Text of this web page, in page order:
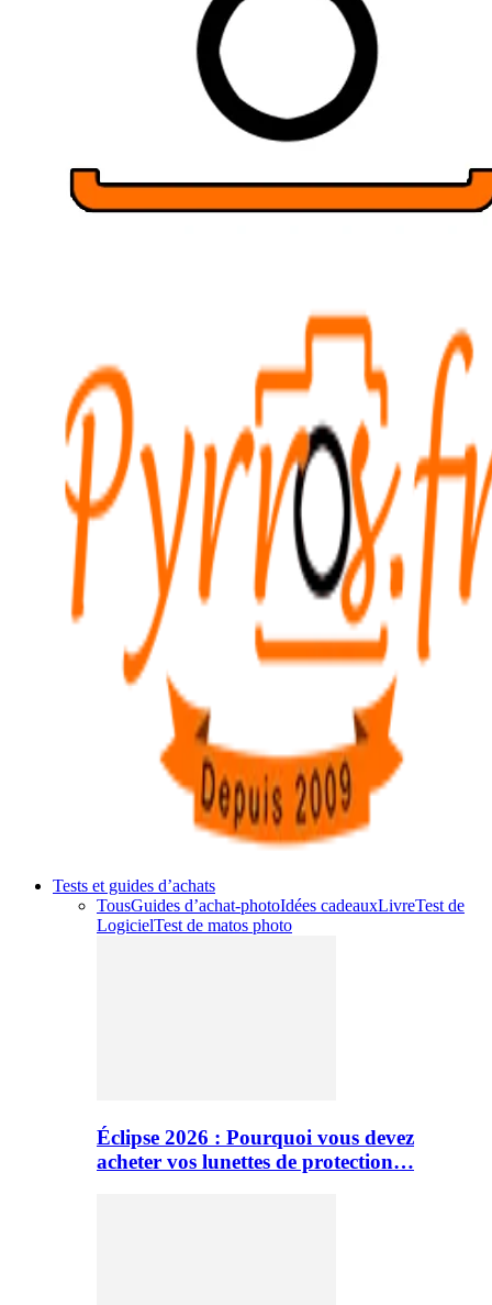
Tests et guides d’achats
TousGuides d’achat-photoIdées cadeauxLivreTest de
LogicielTest de matos photo
Éclipse 2026 : Pourquoi vous devez
acheter vos lunettes de protection…